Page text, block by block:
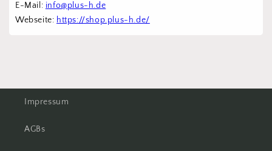
E-Mail: info@plus-h.de
Webseite: https://shop.plus-h.de/
Impressum
AGBs